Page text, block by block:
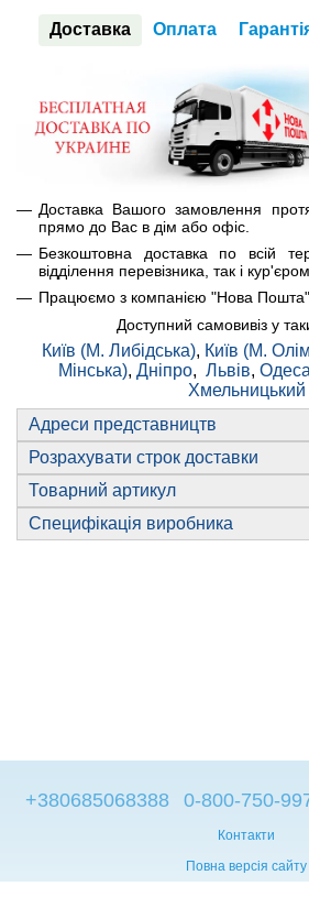
Доставка Оплата
Доставка Вашого замовлення
прямо до Вас в дім або офіс.
Безкоштовна доставка по всій
відділення перевізника, так і кур'єром.
Працюємо з компанією "Нова
Доступний самовивіз у
Київ (М. Либідська), Київ (М.
Мінська), Дніпро, Львів, Одеса
Хмельницький
Адреси представництв
Розрахувати строк доставки
Товарний артикул
Специфікація виробника
+380685068388 0-800-750-
Контакти
Повна версія сайту